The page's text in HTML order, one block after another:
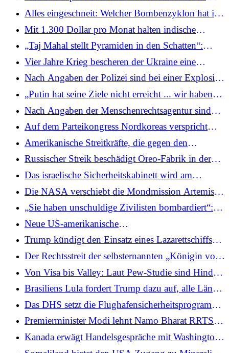
Telekommunikationsnetzes in Palau
Modell auf Nvidias Blackwell-Chip trainiert:
Bericht
Alles eingeschneit: Welcher Bombenzyklon hat in
den USA zum stärksten Sturm seit einem Jahrzehnt
geführt?
Mit 1.300 Dollar pro Monat halten indische
Arbeiter die russische Wirtschaft während des
Krieges am Leben; Die Ukraine will diesem
Beispiel folgen
„Taj Mahal stellt Pyramiden in den Schatten“:
Geschwärzte E-Mail von Epstein-Mitarbeiterin
Ghislaine Maxwell nach Indien-Besuch
Vier Jahre Krieg bescheren der Ukraine eine
„Babykrise“: Sie steht vor einer „katastrophalen“
demografischen Herausforderung
Nach Angaben der Polizei sind bei einer Explosion
vor dem Moskauer Bahnhof zwei Menschen ums
Leben gekommen
„Putin hat seine Ziele nicht erreicht ... wir haben
unsere Unabhängigkeit verteidigt“: Selenskyj zum
4. Jahrestag des Ukraine-Krieges
Nach Angaben der Menschenrechtsagentur sind
ukrainische Frauen, die vor dem Krieg fliehen, in
der gesamten EU einem hohen Maß an Gewalt
ausgesetzt
Auf dem Parteikongress Nordkoreas verspricht
Kim wirtschaftliche Impulse und wirbt für eine
mächtige Schwester
Amerikanische Streitkräfte, die gegen den
Islamischen Staat gekämpft haben, konnten den
Rückzug aus Syrien innerhalb eines Monats
abschließen: Bericht
Russischer Streik beschädigt Oreo-Fabrik in der
Ukraine und zielt „auf amerikanische
Unternehmen“, sagt Außenminister
Das israelische Sicherheitskabinett wird am
Sonntag zusammenkommen und voraussichtlich
die drohenden Spannungen zwischen dem Iran
und den USA diskutieren
Die NASA verschiebt die Mondmission Artemis II
und streicht das Startfenster für März wegen
technischer Probleme
„Sie haben unschuldige Zivilisten bombardiert“:
Afghanistan verspricht Reaktion, nachdem
pakistanische Angriffe Dutzende getötet und
Madrasa während Ramzan getroffen haben
Neue US-amerikanische
Cybersicherheitsvorschriften belasten kleine
Verteidigungslieferanten
Trump kündigt den Einsatz eines Lazarettschiffs
nach Grönland an, um „vielen kranken Menschen“
zu helfen
Der Rechtsstreit der selbsternannten „Königin von
Kanada“ Romana Didulo geht weiter, da der
Termin für die Anhörung verschoben wird
Von Visa bis Valley: Laut Pew-Studie sind Hindus
die am besten ausgebildete religiöse Gruppe in den
USA
Brasiliens Lula fordert Trump dazu auf, alle Länder
gleich zu behandeln
Das DHS setzt die Flughafensicherheitsprogramme
TSA PreCheck und Global Entry aus, da eine
teilweise Schließung der Regierung droht
Premierminister Modi lehnt Namo Bharat RRTS
und Meerut Metro ab, um die regionale
Konnektivität stark voranzutreiben
Kanada erwägt Handelsgespräche mit Washington,
während der Oberste Gerichtshof der USA Trumps